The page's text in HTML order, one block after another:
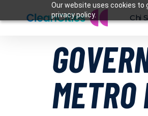
Our website uses cookies to
privacy policy.
Chi